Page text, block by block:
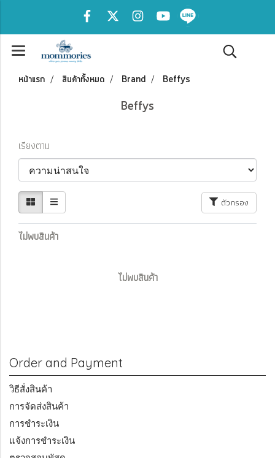
หน้าแรก สินค้าทั้งหมด Brand Beffys
Beffys
เรียงตาม
ตัวกรอง
ไม่พบสินค้า
ไม่พบสินค้า
Order and Payment
วิธีสั่งสินค้า
การจัดส่งสินค้า
การชำระเงิน
แจ้งการชำระเงิน